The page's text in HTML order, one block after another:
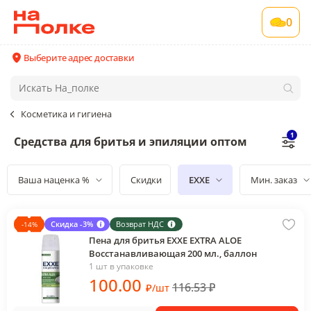
0
Выберите адрес доставки
Косметика и гигиена
Средства для бритья и эпиляции оптом 1
Ваша наценка % Скидки EXXE Мин. заказ
-14% Скидка -3% Возврат НДС
Пена для бритья EXXE EXTRA ALOE
Восстанавливающая 200 мл., баллон
1 шт в упаковке
100.00 ₽/шт 116.53₽